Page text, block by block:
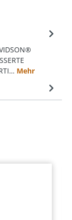
Mehr